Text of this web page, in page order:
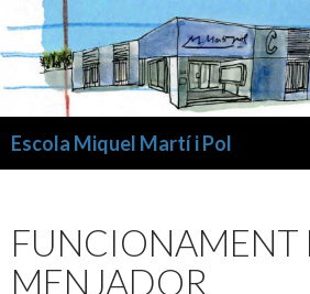
Escola Miquel Martí i Pol
FUNCIONAMENT
MENJADOR